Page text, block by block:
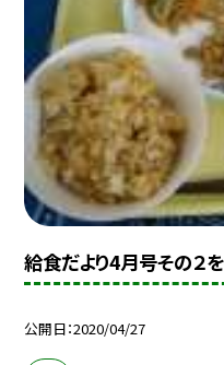
給食だより4月号その２
公開日 2020/04/27